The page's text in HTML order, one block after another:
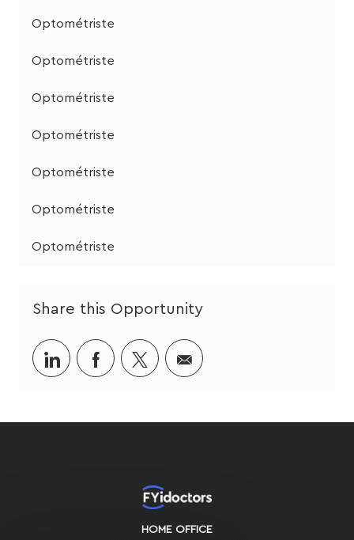
Optométriste
Optométriste
Optométriste
Optométriste
Optométriste
Optométriste
Optométriste
Share this Opportunity
Share
via
Share
via
Share
via
Share
via
HOME OFFICE